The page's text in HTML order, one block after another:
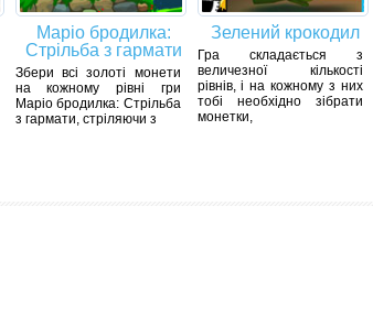
Маріо бродилка:
Стрільба з гармати
Збери всі золоті монети
на кожному рівні гри
Маріо бродилка: Стрільба
з гармати, стріляючи з
Зелений крокодил
Гра складається з
величезної кількості
рівнів, і на кожному з них
тобі необхідно зібрати
монетки,